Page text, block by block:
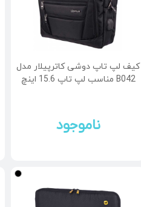
کیف لپ تاپ دوشی کاترپیلار مدل
B042 مناسب لپ تاپ 15.6 اینچ
ناموجود